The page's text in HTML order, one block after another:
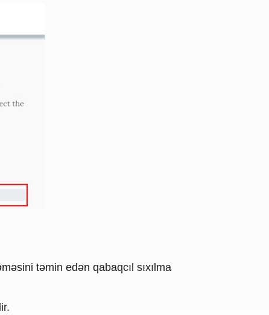
təmin edən qabaqcıl sıxılma